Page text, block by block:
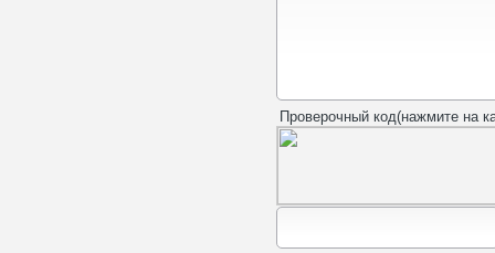
Проверочный код(нажмите на